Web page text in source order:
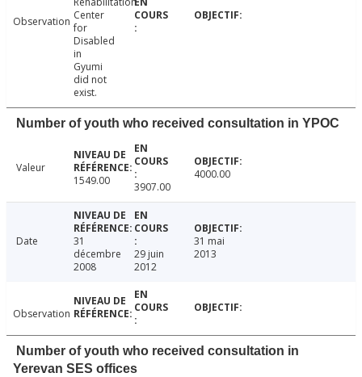
Observation Center
for
Disabled
in
Gyumi
did not
exist.
Number of youth who received consultation in YPOC
Valeur
1549.00
3907.00
4000.00
Date
31
décembre
2008
29 juin
2012
31 mai
2013
Observation
Number of youth who received consultation in
Yerevan SES offices